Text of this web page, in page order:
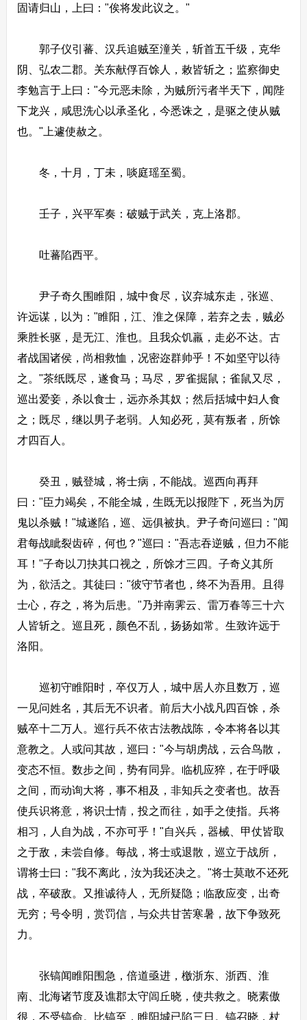
固请归山，上曰："俟将发此议之。"
郭子仪引蕃、汉兵追贼至潼关，斩首五千级，克华
阴、弘农二郡。关东献俘百馀人，敕皆斩之；监察御史
李勉言于上曰："今元恶未除，为贼所污者半天下，闻陛
下龙兴，咸思洗心以承圣化，今悉诛之，是驱之使从贼
也。"上遽使赦之。
冬，十月，丁未，啖庭瑶至蜀。
壬子，兴平军奏：破贼于武关，克上洛郡。
吐蕃陷西平。
尹子奇久围睢阳，城中食尽，议弃城东走，张巡、
许远谋，以为："睢阳，江、淮之保障，若弃之去，贼必
乘胜长驱，是无江、淮也。且我众饥羸，走必不达。古
者战国诸侯，尚相救恤，况密迩群帅乎！不如坚守以待
之。"茶纸既尽，遂食马；马尽，罗雀掘鼠；雀鼠又尽，
巡出爱妾，杀以食士，远亦杀其奴；然后括城中妇人食
之；既尽，继以男子老弱。人知必死，莫有叛者，所馀
才四百人。
癸丑，贼登城，将士病，不能战。巡西向再拜
曰："臣力竭矣，不能全城，生既无以报陛下，死当为厉
鬼以杀贼！"城遂陷，巡、远俱被执。尹子奇问巡曰："闻
君每战眦裂齿碎，何也？"巡曰："吾志吞逆贼，但力不能
耳！"子奇以刀抉其口视之，所馀才三四。子奇义其所
为，欲活之。其徒曰："彼守节者也，终不为吾用。且得
士心，存之，将为后患。"乃并南霁云、雷万春等三十六
人皆斩之。巡且死，颜色不乱，扬扬如常。生致许远于
洛阳。
巡初守睢阳时，卒仅万人，城中居人亦且数万，巡
一见问姓名，其后无不识者。前后大小战凡四百馀，杀
贼卒十二万人。巡行兵不依古法教战陈，令本将各以其
意教之。人或问其故，巡曰："今与胡虏战，云合鸟散，
变态不恒。数步之间，势有同异。临机应猝，在于呼吸
之间，而动询大将，事不相及，非知兵之变者也。故吾
使兵识将意，将识士情，投之而往，如手之使指。兵将
相习，人自为战，不亦可乎！"自兴兵，器械、甲仗皆取
之于敌，未尝自修。每战，将士或退散，巡立于战所，
谓将士曰："我不离此，汝为我还决之。"将士莫敢不还死
战，卒破敌。又推诚待人，无所疑隐；临敌应变，出奇
无穷；号令明，赏罚信，与众共甘苦寒暑，故下争致死
力。
张镐闻睢阳围急，倍道亟进，檄浙东、浙西、淮
南、北海诸节度及谯郡太守闾丘晓，使共救之。晓素傲
很，不受镐命。比镐至，睢阳城已陷三日。镐召晓，杖